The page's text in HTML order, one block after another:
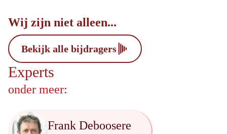
Wij zijn niet alleen...
Bekijk alle bijdragers
Experts
onder meer:
Frank Deboosere